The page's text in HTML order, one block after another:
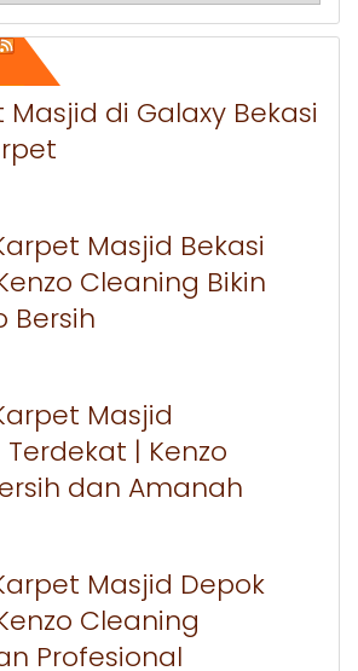
di Galaxy Bekasi
Masjid Bekasi
Cleaning Bikin
Bersih
Masjid
| Kenzo
dan Amanah
Masjid Depok
Cleaning
Profesional